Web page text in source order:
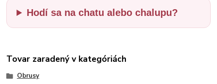
Hodí sa na chatu alebo chalupu?
Tovar zaradený v kategóriách
Obrusy